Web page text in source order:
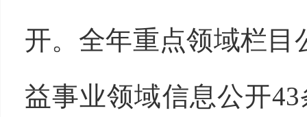
开。全年重点领域栏目
益事业领域信息公开